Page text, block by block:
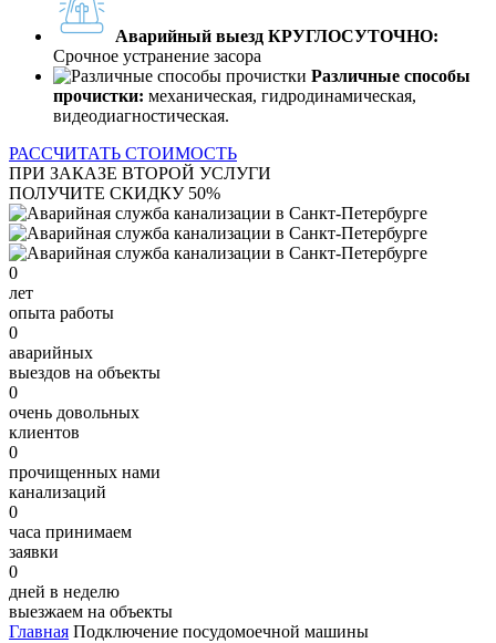
Аварийный выезд КРУГЛОСУТОЧНО:
Срочное устранение засора
Различные способы
прочистки: механическая, гидродинамическая,
видеодиагностическая.
РАССЧИТАТЬ СТОИМОСТЬ
ПРИ ЗАКАЗЕ ВТОРОЙ УСЛУГИ
ПОЛУЧИТЕ СКИДКУ 50%
0
лет
опыта работы
0
аварийных
выездов на объекты
0
очень довольных
клиентов
0
прочищенных нами
канализаций
0
часа принимаем
заявки
0
дней в неделю
выезжаем на объекты
Главная Подключение посудомоечной машины